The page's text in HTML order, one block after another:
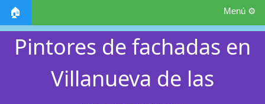
🏠 Menú ⚙️
Pintores de fachadas en
Villanueva de las